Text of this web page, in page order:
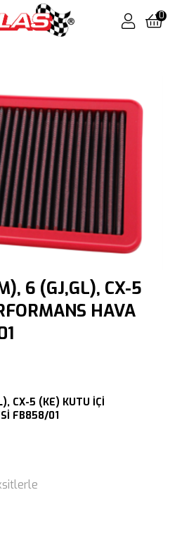
0
6 (GJ,GL), CX-5
HAVA
CX-5 (KE) KUTU İÇİ
FB858/01